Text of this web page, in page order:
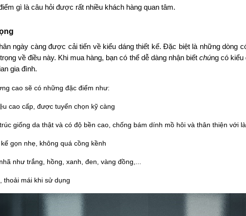
gì là câu hỏi được rất nhiều khách hàng quan tâm.
ngày càng được cải tiến về kiểu dáng thiết kế. Đặc biệt là những dòng
trọng về điều này. Khi mua hàng, bạn có thể dễ dàng nhận biết chúng có kiểu
gia đình.
cao sẽ có những đặc điểm như:
cao cấp, được tuyển chọn kỹ càng
giống da thật và có độ bền cao, chống bám dính mồ hôi và thân thiện với
gọn nhẹ, không quá cồng kềnh
như trắng, hồng, xanh, đen, vàng đồng,...
thoải mái khi sử dụng